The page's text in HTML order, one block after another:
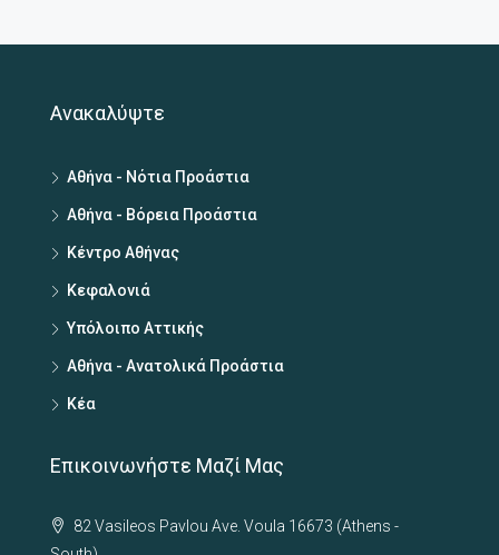
Ανακαλύψτε
Αθήνα - Νότια Προάστια
Αθήνα - Βόρεια Προάστια
Κέντρο Αθήνας
Κεφαλονιά
Υπόλοιπο Αττικής
Αθήνα - Ανατολικά Προάστια
Κέα
Επικοινωνήστε Μαζί Μας
82 Vasileos Pavlou Ave. Voula 16673 (Athens -